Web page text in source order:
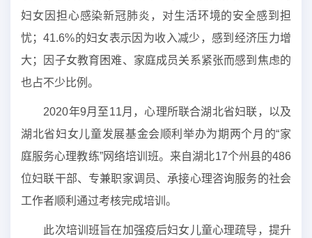
妇女因担心感染新冠肺炎，对生活环境的安全感到担
忧；41.6%的妇女表示因为收入减少，感到经济压力增
大；因子女教育困难、家庭成员关系紧张而感到焦虑的
也占不少比例。
2020年9月至11月，心理所联合湖北省妇联，以及
湖北省妇女儿童发展基金会顺利举办为期两个月的“家
庭服务心理教练”网络培训班。来自湖北17个州县的486
位妇联干部、专兼职家调员、承接心理咨询服务的社会
工作者顺利通过考核完成培训。
此次培训班旨在加强疫后妇女儿童心理疏导，提升